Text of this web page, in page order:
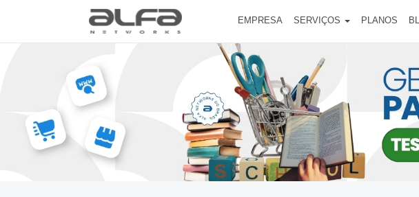
EMPRESA SERVIÇOS PLANOS